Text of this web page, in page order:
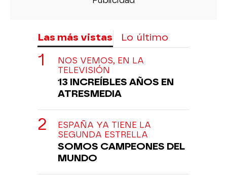
Las más vistas Lo último
NOS VEMOS, EN LA
TELEVISIÓN
13 INCREÍBLES AÑOS EN
ATRESMEDIA
ESPAÑA YA TIENE LA
SEGUNDA ESTRELLA
SOMOS CAMPEONES DEL
MUNDO